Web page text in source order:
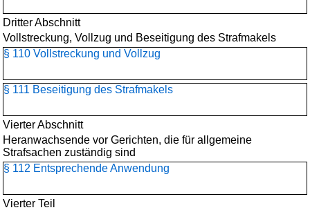
Dritter Abschnitt
Vollstreckung, Vollzug und Beseitigung des Strafmakels
§ 110 Vollstreckung und Vollzug
§ 111 Beseitigung des Strafmakels
Vierter Abschnitt
Heranwachsende vor Gerichten, die für allgemeine
Strafsachen zuständig sind
§ 112 Entsprechende Anwendung
Vierter Teil